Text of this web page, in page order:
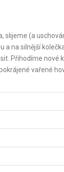
slijeme (a
a na silnější
Přihodíme nové
vařené